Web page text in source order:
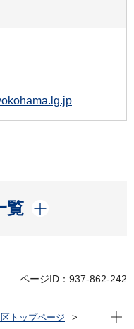
覧
ページID：937-862-242
トップページ
現在